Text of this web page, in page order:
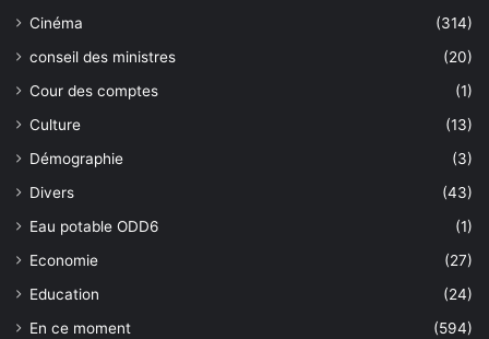
Cinéma
(314)
conseil des ministres
(20)
Cour des comptes
(1)
Culture
(13)
Démographie
(3)
Divers
(43)
Eau potable ODD6
(1)
Economie
(27)
Education
(24)
En ce moment
(594)